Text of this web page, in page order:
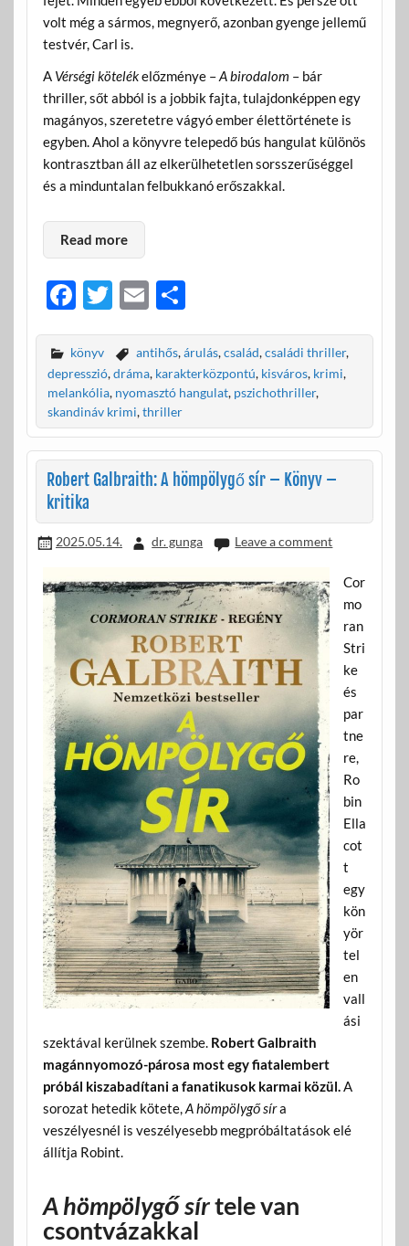
volt még a sármos, megnyerő, azonban gyenge jellemű
testvér, Carl is.
A Vérségi kötelékelőzménye –A birodalom – bár
thriller, sőt abból is a jobbik fajta, tulajdonképpen egy
magányos, szeretetre vágyó ember élettörténete is
egyben. Ahol a könyvre telepedő bús hangulat különös
kontrasztban áll az elkerülhetetlen sorsszerűséggel
és a minduntalan felbukkanó erőszakkal.
Read more
F
e
b
o
o
k
T
itt
er
E
ail
O
za
m
g
könyv antihős,árulás,család,családi thriller,
depresszió,dráma, karakterközpontú, kisváros, krimi,
melankólia, nyomasztó hangulat, pszichothriller,
skandináv krimi,thriller
Robert Galbraith: A hömpölygő sír – Könyv –
kritika
2025.05.14. dr. gunga Leave a comment
Cor
mo
ran
Stri
ke
és
par
tne
re,
Ro
bin
Ella
cot
t
egy
kön
yör
tel
en
vall
ási
szektával kerülnek szembe. Robert Galbraith
magánnyomozó-párosa most egy fiatalembert
próbál kiszabadítani a fanatikusok karmai közül.A
sorozat hetedik kötete,A hömpölygő síra
veszélyesnél is veszélyesebb megpróbáltatások elé
állítja Robint.
A hömpölygő sírtele van
csontvázakkal